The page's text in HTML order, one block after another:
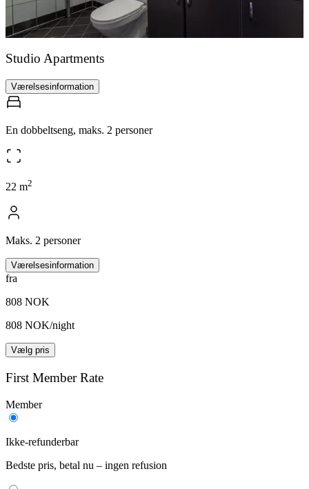
Studio Apartments
Værelsesinformation
En dobbeltseng, maks. 2 personer
22 m2
Maks. 2 personer
Værelsesinformation
fra
808 NOK
808 NOK/night
Vælg pris
First Member Rate
Member
Ikke-refunderbar
Bedste pris, betal nu – ingen refusion